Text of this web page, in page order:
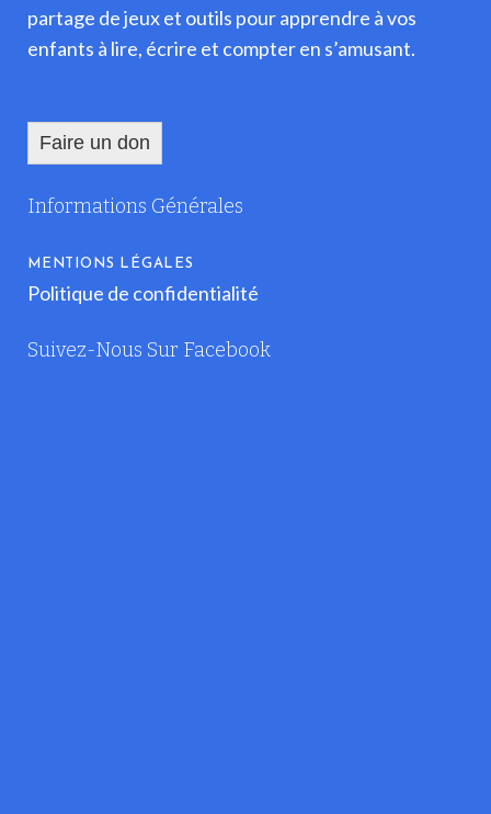
partage de jeux et outils pour apprendre à vos
enfants à lire, écrire et compter en s’amusant.
Faire un don
Informations Générales
MENTIONS LÉGALES
Politique de confidentialité
Suivez-Nous Sur Facebook